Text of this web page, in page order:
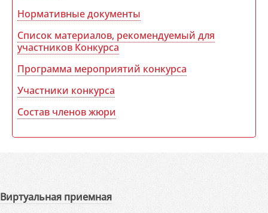
Нормативные документы
Список материалов, рекомендуемый для
участников Конкурса
Программа мероприятий конкурса
Участники конкурса
Состав членов жюри
Виртуальная приемная